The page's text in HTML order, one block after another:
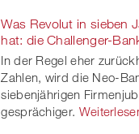
Was Revolut in sieben
hat: die Challenger-
In der Regel eher
Zahlen, wird die Neo-
siebenjährigen
gesprächiger.